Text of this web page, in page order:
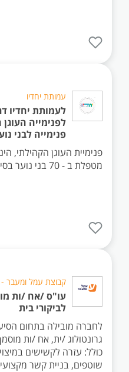
עמותת יחדיו
לעמותת יחדיו
פנימייה לבני
פנימיית העוגן הקהילתי,
מטפלת ב - 70 בני נוער בסיכון אשר הוצאו מביתם וחיים...
קבוצת עמל ומעבר - Amal Group
עו"ס /אח /ות
לביקורי בית
לחברה מובילה בתחום
גרונטולוג /ית, אח /ות
כולל: עזרה לקשישים במיצוי
שוטפים, בניית קשר